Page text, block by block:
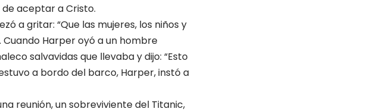
aceptar a Cristo.
a gritar: “Que las mujeres, los niños y
Harper oyó a un hombre
salvavidas que llevaba y dijo: “Esto
a bordo del barco, Harper, instó a
reunión, un sobreviviente del Titanic,